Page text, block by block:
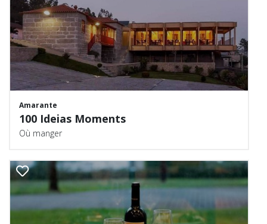
Amarante
100 Ideias Moments
Où manger